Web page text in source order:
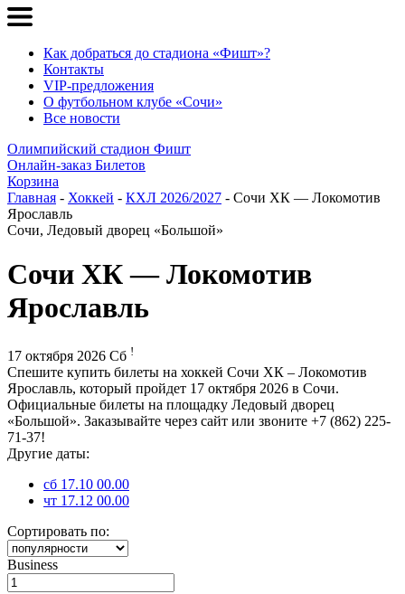
Как добраться до стадиона «Фишт»?
Контакты
VIP-предложения
О футбольном клубе «Сочи»
Все новости
Олимпийский стадион Фишт
Онлайн-заказ Билетов
Корзина
Главная - Хоккей - КХЛ 2026/2027 - Сочи ХК — Локомотив
Ярославль
Сочи, Ледовый дворец «Большой»
Сочи ХК — Локомотив
Ярославль
17 октября 2026 Сб !
Спешите купить билеты на хоккей Сочи ХК – Локомотив
Ярославль, который пройдет 17 октября 2026 в Сочи.
Официальные билеты на площадку Ледовый дворец
«Большой». Заказывайте через сайт или звоните +7 (862) 225-
71-37!
Другие даты:
сб 17.10 00.00
чт 17.12 00.00
Сортировать по:
Business